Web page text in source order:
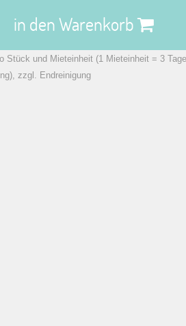
in den Warenkorb
Stück und Mieteinheit (1 Mieteinheit = 3
zzgl. Endreinigung